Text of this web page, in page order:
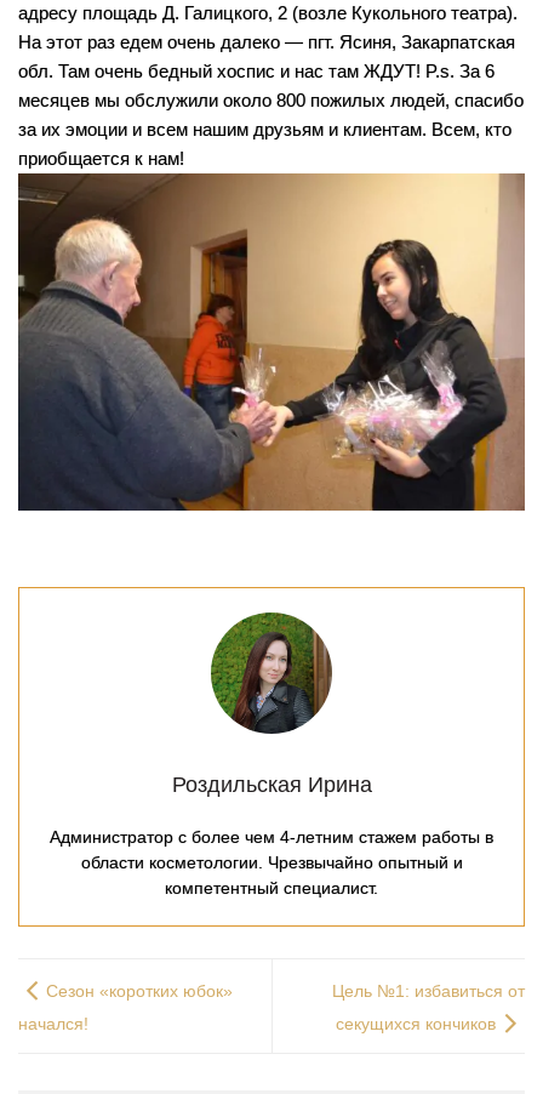
Парикмахерские услуги
Подология
адресу площадь Д. Галицкого, 2 (возле Кукольного театра).
На этот раз едем очень далеко — пгт. Ясиня, Закарпатская
обл. Там очень бедный хоспис и нас там ЖДУТ! P.s. За 6
месяцев мы обслужили около 800 пожилых людей, спасибо
за их эмоции и всем нашим друзьям и клиентам. Всем, кто
приобщается к нам!
Роздильская Ирина
Администратор с более чем 4-летним стажем работы в
области косметологии. Чрезвычайно опытный и
компетентный специалист.
Cезон «коротких юбок»
начался!
Цель №1: избавиться от
секущихся кончиков